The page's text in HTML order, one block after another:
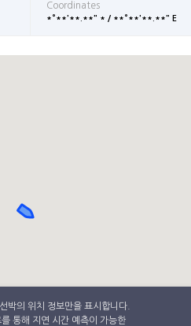
Coordinates
*°**'**.**" * / **°**'**.**" E
박의 위치 정보만을 표시합니다.
통해 지연 시간 예측이 가능한